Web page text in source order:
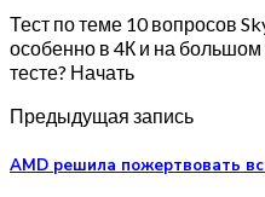
Тест по теме 10 вопросов
особенно в 4К и на
тесте? Начать
Предыдущая запись
AMD решила пожертвовать